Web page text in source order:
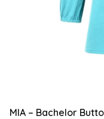
MIA – Bachelor